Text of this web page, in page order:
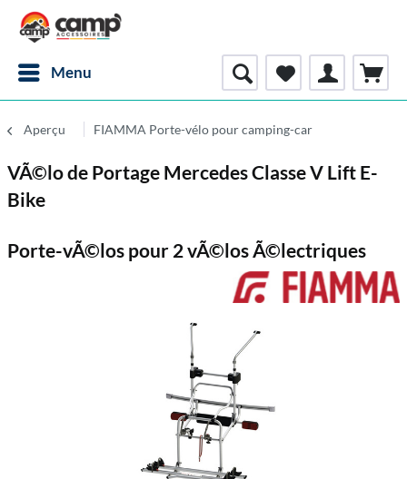
Menu
Aperçu FIAMMA Porte-vélo pour camping-car
VÃ©lo de Portage Mercedes Classe V Lift E-
Bike
Porte-vÃ©los pour 2 vÃ©los Ã©lectriques